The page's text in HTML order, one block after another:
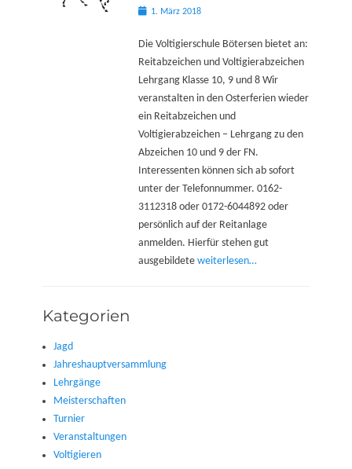
Posted1. März 2018
Die Voltigierschule Bötersen bietet an:
Reitabzeichen und Voltigierabzeichen
Lehrgang Klasse 10, 9 und 8 Wir
veranstalten in den Osterferien wieder
ein Reitabzeichen und
Voltigierabzeichen – Lehrgang zu den
Abzeichen 10 und 9 der FN.
Interessenten können sich ab sofort
unter der Telefonnummer. 0162-
3112318 oder 0172-6044892 oder
persönlich auf der Reitanlage
anmelden. Hierfür stehen gut
ausgebildeteweiterlesen…
Kategorien
Jagd
Jahreshauptversammlung
Lehrgänge
Meisterschaften
Turnier
Veranstaltungen
Voltigieren